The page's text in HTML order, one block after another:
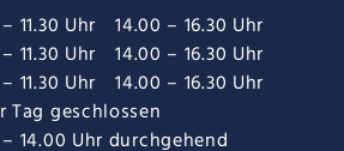
11.30 Uhr
14.00 – 16.30 Uhr
11.30 Uhr
14.00 – 16.30 Uhr
11.30 Uhr
14.00 – 16.30 Uhr
Tag geschlossen
14.00 Uhr durchgehend